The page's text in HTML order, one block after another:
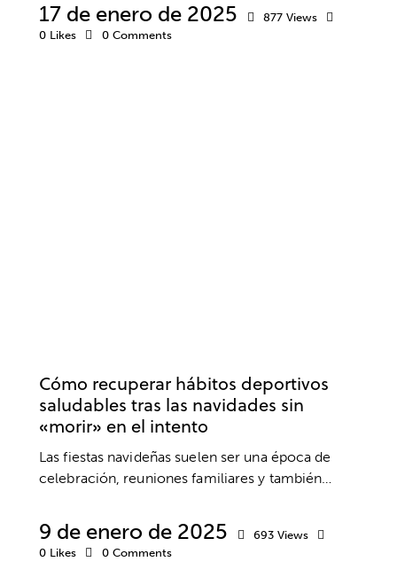
17 de enero de 2025 877 Views
0 Likes 0 Comments
Cómo recuperar hábitos deportivos
saludables tras las navidades sin
«morir» en el intento
Las fiestas navideñas suelen ser una época de
celebración, reuniones familiares y también…
9 de enero de 2025 693 Views
0 Likes 0 Comments